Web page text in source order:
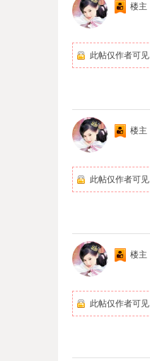
楼主
此帖仅作者可见
楼主
此帖仅作者可见
楼主
此帖仅作者可见